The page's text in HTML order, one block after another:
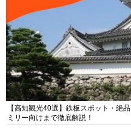
【高知観光40選】鉄板スポット・絶
ミリー向けまで徹底解説！